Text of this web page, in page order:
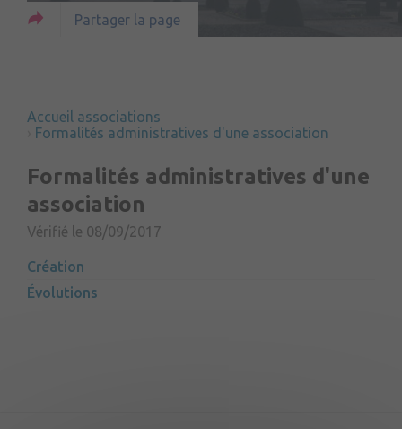
Partager la page
Accueil associations
Formalités administratives d'une association
Formalités administratives d'une
association
Vérifié le 08/09/2017
Création
Évolutions